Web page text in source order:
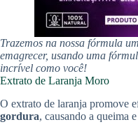
Trazemos na nossa fórmula
emagrecer, usando uma
incrível como você!
Extrato de Laranja Moro
O extrato de laranja promove
gordura, causando a queima